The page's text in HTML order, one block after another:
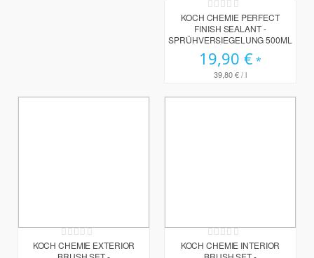
Rating:
0%
KOCH CHEMIE PERFECT
FINISH SEALANT -
SPRÜHVERSIEGELUNG 500ML
19,90 €
39,80 €/ l
Rating:
0%
KOCH CHEMIE EXTERIOR
Rating:
0%
KOCH CHEMIE INTERIOR